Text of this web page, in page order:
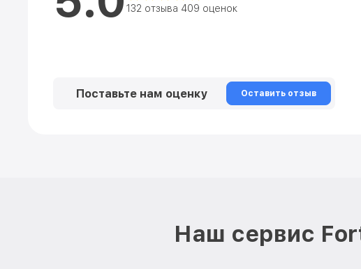
132 отзыва 409 оценок
Поставьте нам оценку Оставить отзыв
Наш сервис